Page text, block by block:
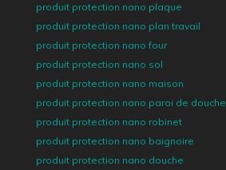
produit protection nano plaque
produit protection nano plan travail
produit protection nano four
produit protection nano sol
produit protection nano maison
produit protection nano paroi de douche
produit protection nano robinet
produit protection nano baignoire
produit protection nano douche